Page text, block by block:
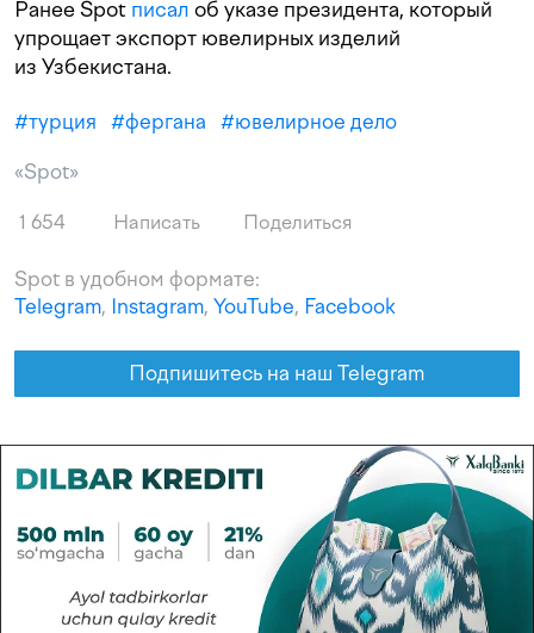
Ранее Spot писал об указе президента, который
упрощает экспорт ювелирных изделий
из Узбекистана.
#турция #фергана #ювелирное дело
«Spot»
1 654 Написать Поделиться
Spot в удобном формате:
Telegram, Instagram, YouTube, Facebook
Подпишитесь на наш Telegram